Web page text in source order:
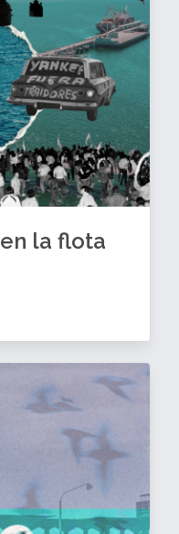
la flota